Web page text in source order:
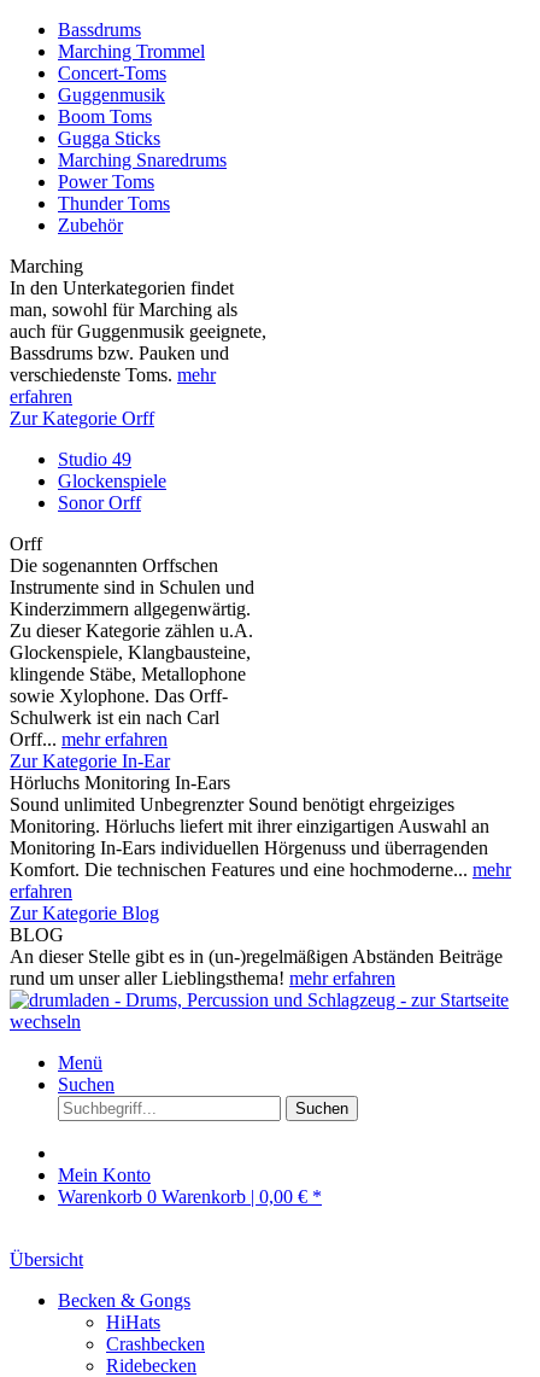
Bassdrums
Marching Trommel
Concert-Toms
Guggenmusik
Boom Toms
Gugga Sticks
Marching Snaredrums
Power Toms
Thunder Toms
Zubehör
Marching
In den Unterkategorien findet
man, sowohl für Marching als
auch für Guggenmusik geeignete,
Bassdrums bzw. Pauken und
verschiedenste Toms. mehr
erfahren
Zur Kategorie Orff
Studio 49
Glockenspiele
Sonor Orff
Orff
Die sogenannten Orffschen
Instrumente sind in Schulen und
Kinderzimmern allgegenwärtig.
Zu dieser Kategorie zählen u.A.
Glockenspiele, Klangbausteine,
klingende Stäbe, Metallophone
sowie Xylophone. Das Orff-
Schulwerk ist ein nach Carl
Orff... mehr erfahren
Zur Kategorie In-Ear
Hörluchs Monitoring In-Ears
Sound unlimited Unbegrenzter Sound benötigt ehrgeiziges
Monitoring. Hörluchs liefert mit ihrer einzigartigen Auswahl an
Monitoring In-Ears individuellen Hörgenuss und überragenden
Komfort. Die technischen Features und eine hochmoderne... mehr
erfahren
Zur Kategorie Blog
BLOG
An dieser Stelle gibt es in (un-)regelmäßigen Abständen Beiträge
rund um unser aller Lieblingsthema! mehr erfahren
Menü
Suchen
Suchen
Mein Konto
Warenkorb 0 Warenkorb | 0,00 € *
Übersicht
Becken & Gongs
HiHats
Crashbecken
Ridebecken